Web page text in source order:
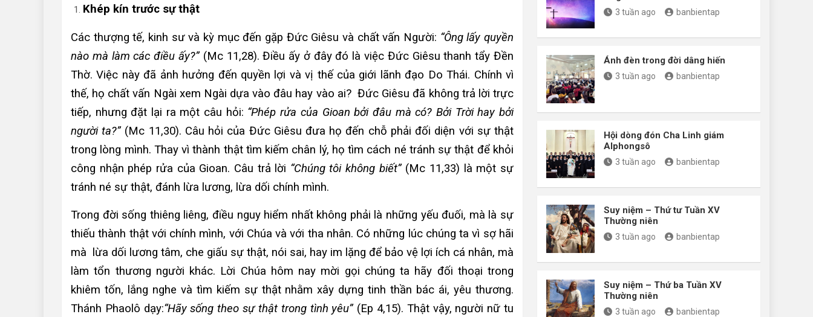
Khép kín trước sự thật
Các thượng tế, kinh sư và kỳ mục đến gặp Đức Giêsu và chất vấn Người: “Ông lấy quyền
nào mà làm các điều ấy?”(Mc 11,28). Điều ấy ở đây đó là việc Đức Giêsu thanh tẩy Đền
Thờ. Việc này đã ảnh hưởng đến quyền lợi và vị thế của giới lãnh đạo Do Thái. Chính vì
thế, họ chất vấn Ngài xem Ngài dựa vào đâu hay vào ai? Đức Giêsu đã không trả lời trực
tiếp, nhưng đặt lại ra một câu hỏi: “Phép rửa của Gioan bởi đâu mà có? Bởi Trời hay bởi
người ta?”(Mc 11,30). Câu hỏi của Đức Giêsu đưa họ đến chỗ phải đối diện với sự thật
trong lòng mình. Thay vì thành thật tìm kiếm chân lý, họ tìm cách né tránh sự thật để khỏi
công nhận phép rửa của Gioan. Câu trả lời “Chúng tôi không biết”(Mc 11,33) là một sự
tránh né sự thật, đánh lừa lương, lừa dối chính mình.
Trong đời sống thiêng liêng, điều nguy hiểm nhất không phải là những yếu đuối, mà là sự
thiếu thành thật với chính mình, với Chúa và với tha nhân. Có những lúc chúng ta vì sợ hãi
mà lừa dối lương tâm, che giấu sự thật, nói sai, hay im lặng để bảo vệ lợi ích cá nhân, mà
làm tổn thương người khác. Lời Chúa hôm nay mời gọi chúng ta hãy đối thoại trong
khiêm tốn, lắng nghe và tìm kiếm sự thật nhằm xây dựng tinh thần bác ái, yêu thương.
Thánh Phaolô dạy:“Hãy sống theo sự thật trong tình yêu”(Ep 4,15). Thật vậy, người nữ tu
3 tuần ago banbientap
Ánh đèn trong đời dâng hiến
3 tuần ago banbientap
Hội dòng đón Cha Linh giám
Alphongsô
3 tuần ago banbientap
Suy niệm – Thứ tư Tuần XV
Thường niên
3 tuần ago banbientap
Suy niệm – Thứ ba Tuần XV
Thường niên
3 tuần ago banbientap